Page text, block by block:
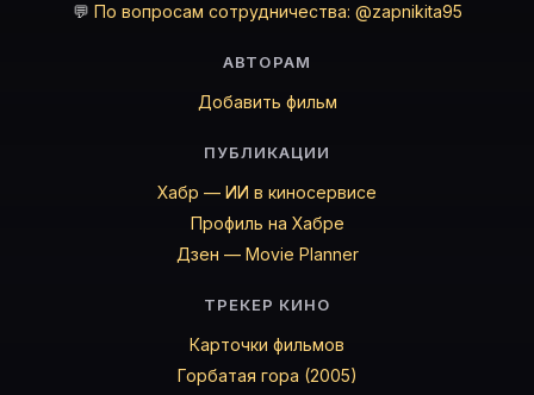
💬 По вопросам сотрудничества: @zapnikita95
АВТОРАМ
Добавить фильм
ПУБЛИКАЦИИ
Хабр — ИИ в киносервисе
Профиль на Хабре
Дзен — Movie Planner
ТРЕКЕР КИНО
Карточки фильмов
Горбатая гора (2005)